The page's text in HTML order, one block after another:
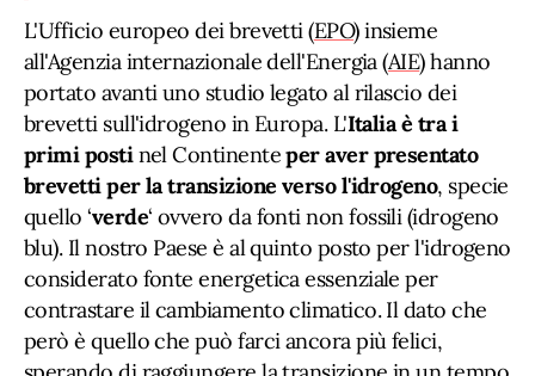
L'Ufficio europeo dei brevetti (EPO) insieme
all'Agenzia internazionale dell'Energia (AIE) hanno
portato avanti uno studio legato al rilascio dei
brevetti sull'idrogeno in Europa. L'Italia è tra i
primi postinel Continenteper aver presentato
brevetti per la transizione verso l'idrogeno, specie
quello ‘verde‘ ovvero da fonti non fossili (idrogeno
blu). Il nostro Paese è al quinto posto per l'idrogeno
considerato fonte energetica essenziale per
contrastare il cambiamento climatico. Il dato che
però è quello che può farci ancora più felici,